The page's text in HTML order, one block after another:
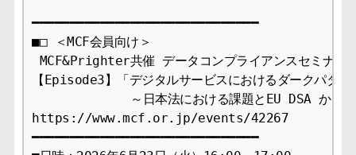
━━━━━━━━━━━━━━━━━━━━━━━━━━━━━━
■□ ＜MCF会員向け＞
MCF&Prighter共催 データコンプライアンスセミナー
【Episode3】「デジタルサービスにおけるダークパタ
～日本法における課題とEU DSA からの
https://www.mcf.or.jp/events/42267
━━━━━━━━━━━━━━━━━━━━━━━━━━━━━━